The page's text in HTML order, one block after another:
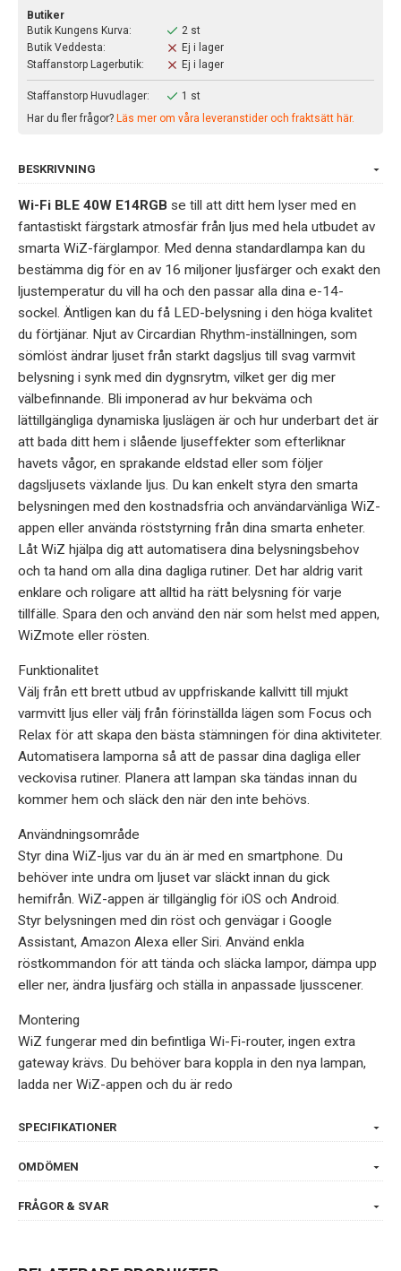
Butiker
Butik Kungens Kurva:
2 st
Butik Veddesta:
Ej i lager
Staffanstorp Lagerbutik:
Ej i lager
Staffanstorp Huvudlager:
1 st
Har du fler frågor? Läs mer om våra leveranstider och fraktsätt här.
BESKRIVNING
Wi-Fi BLE 40W E14RGB se till att ditt hem lyser med en
fantastiskt färgstark atmosfär från ljus med hela utbudet av
smarta WiZ-färglampor. Med denna standardlampa kan du
bestämma dig för en av 16 miljoner ljusfärger och exakt den
ljustemperatur du vill ha och den passar alla dina e-14-
sockel. Äntligen kan du få LED-belysning i den höga kvalitet
du förtjänar. Njut av Circardian Rhythm-inställningen, som
sömlöst ändrar ljuset från starkt dagsljus till svag varmvit
belysning i synk med din dygnsrytm, vilket ger dig mer
välbefinnande. Bli imponerad av hur bekväma och
lättillgängliga dynamiska ljuslägen är och hur underbart det är
att bada ditt hem i slående ljuseffekter som efterliknar
havets vågor, en sprakande eldstad eller som följer
dagsljusets växlande ljus. Du kan enkelt styra den smarta
belysningen med den kostnadsfria och användarvänliga WiZ-
appen eller använda röststyrning från dina smarta enheter.
Låt WiZ hjälpa dig att automatisera dina belysningsbehov
och ta hand om alla dina dagliga rutiner. Det har aldrig varit
enklare och roligare att alltid ha rätt belysning för varje
tillfälle. Spara den och använd den när som helst med appen,
WiZmote eller rösten.
Funktionalitet
Välj från ett brett utbud av uppfriskande kallvitt till mjukt
varmvitt ljus eller välj från förinställda lägen som Focus och
Relax för att skapa den bästa stämningen för dina aktiviteter.
Automatisera lamporna så att de passar dina dagliga eller
veckovisa rutiner. Planera att lampan ska tändas innan du
kommer hem och släck den när den inte behövs.
Användningsområde
Styr dina WiZ-ljus var du än är med en smartphone. Du
behöver inte undra om ljuset var släckt innan du gick
hemifrån. WiZ-appen är tillgänglig för iOS och Android.
Styr belysningen med din röst och genvägar i Google
Assistant, Amazon Alexa eller Siri. Använd enkla
röstkommandon för att tända och släcka lampor, dämpa upp
eller ner, ändra ljusfärg och ställa in anpassade ljusscener.
Montering
WiZ fungerar med din befintliga Wi-Fi-router, ingen extra
gateway krävs. Du behöver bara koppla in den nya lampan,
ladda ner WiZ-appen och du är redo
SPECIFIKATIONER
OMDÖMEN
FRÅGOR & SVAR